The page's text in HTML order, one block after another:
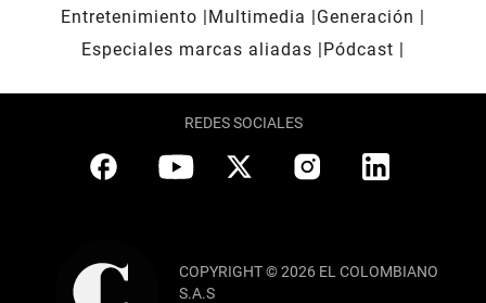
Entretenimiento
Multimedia
Generación
Especiales marcas aliadas
Pódcast
REDES SOCIALES
COPYRIGHT © 2026 EL COLOMBIANO
S.A.S